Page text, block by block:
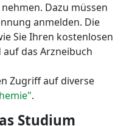
Dazu müssen
anmelden. Die
Sie Ihren kostenlosen
das Arzneibuch
Zugriff auf diverse
.
Studium